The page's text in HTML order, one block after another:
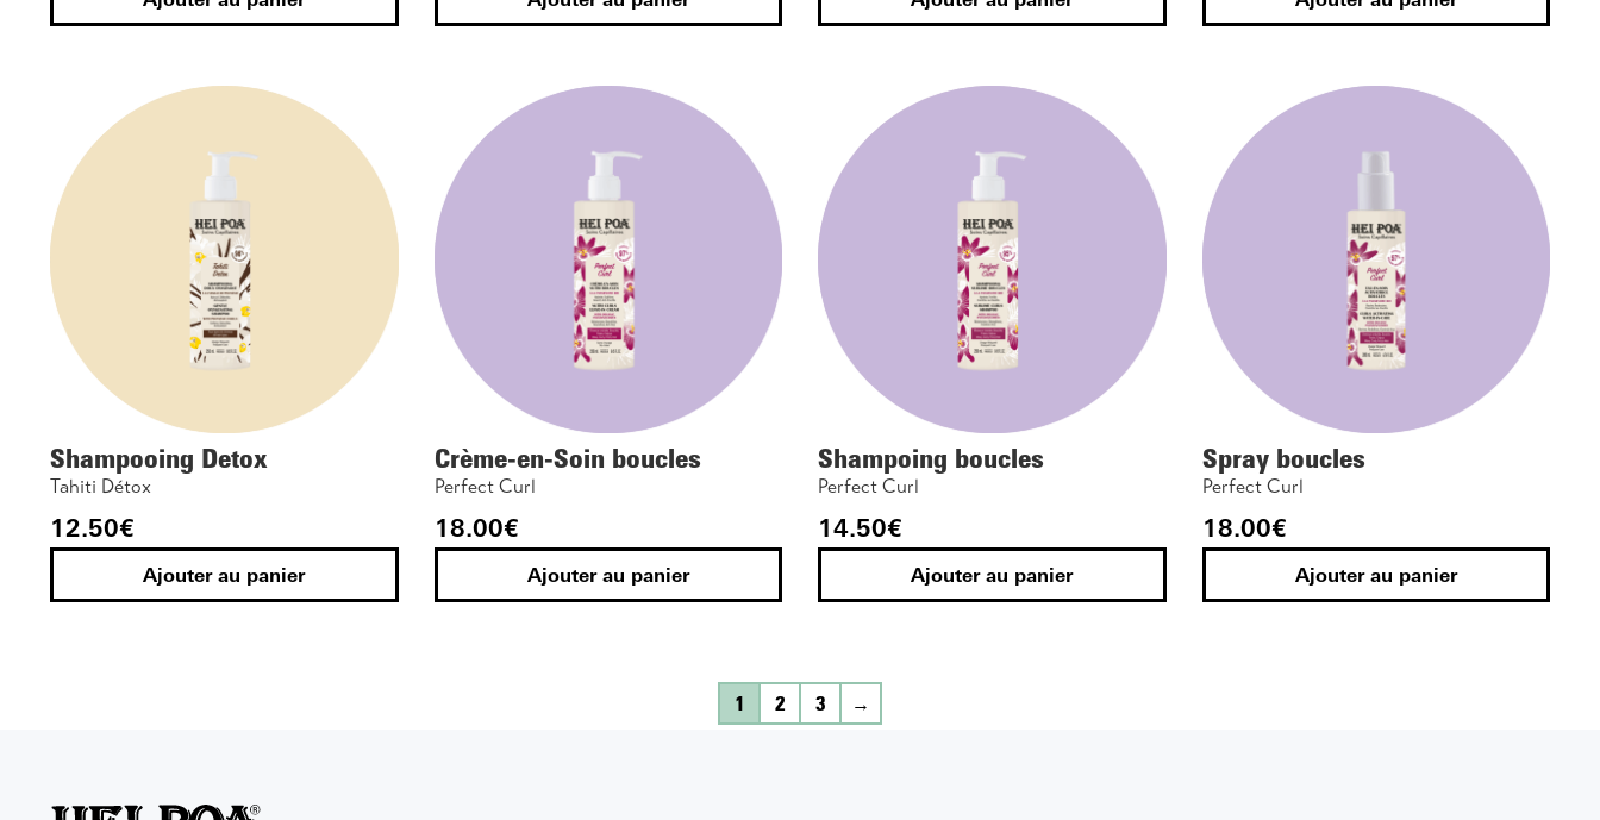
Shampooing Detox
Tahiti Détox
12.50€
Ajouter au panier
Crème-en-Soin boucles
Perfect Curl
18.00€
Ajouter au panier
Shampoing boucles
Perfect Curl
14.50€
Ajouter au panier
Spray boucles
Perfect Curl
18.00€
Ajouter au panier
1 2 3 →